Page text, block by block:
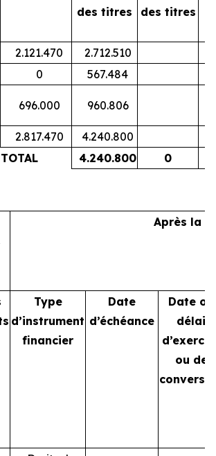
des titres
des titres
2.121.470
2.712.510
0
567.484
696.000 960.806
2.817.470
4.240.800
TOTAL
4.240.800 0
Après la
Type
d’instrument
financier
Date
d’échéance
Date ou
délai
ou de